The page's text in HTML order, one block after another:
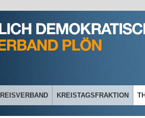
KREISTAGSFRAKTION